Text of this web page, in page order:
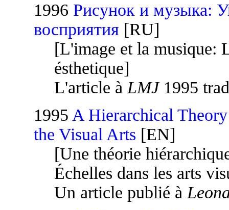
1996 Рисунок и музыка:
восприятия [RU]
[L'image et la musique:
ésthetique]
L'article à LMJ1995
1995 A Hierarchical
the Visual Arts [EN]
[Une théorie
Échelles dans les arts
Un article publié à